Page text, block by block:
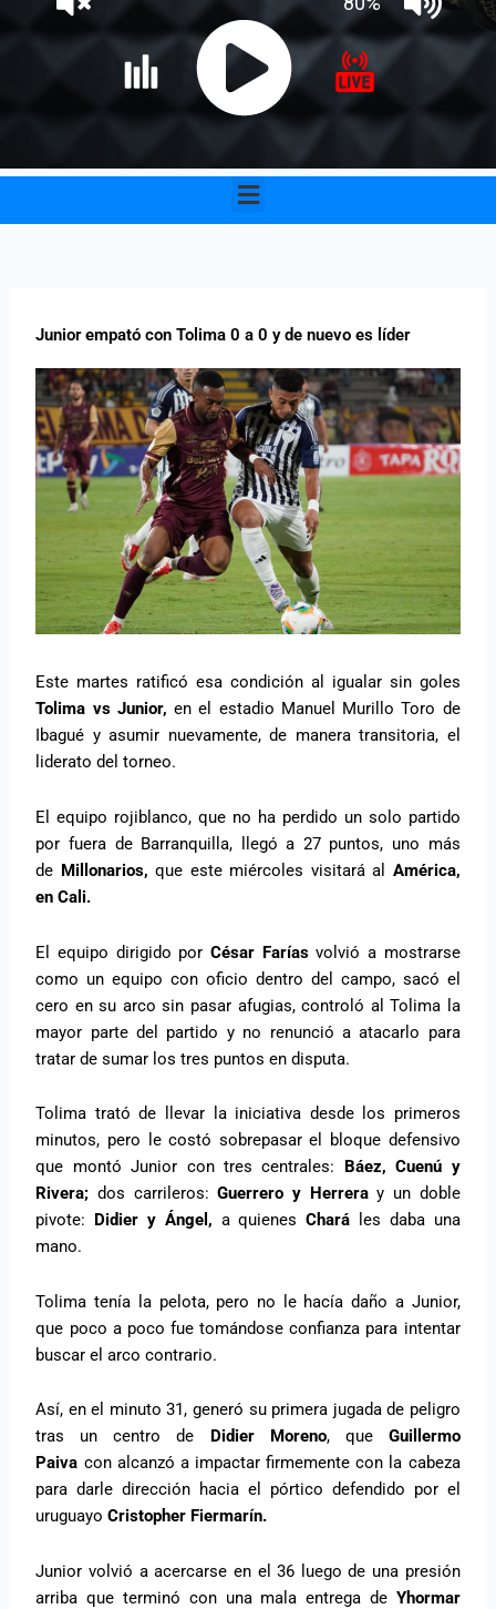
Menu
Junior empató con Tolima 0 a 0 y de nuevo es líder
Este martes ratificó esa condición al igualar sin goles
Tolima vs Junior, en el estadio Manuel Murillo Toro de
Ibagué y asumir nuevamente, de manera transitoria, el
liderato del torneo.
El equipo rojiblanco, que no ha perdido un solo partido
por fuera de Barranquilla, llegó a 27 puntos, uno más
de Millonarios, que este miércoles visitará al América,
en Cali.
El equipo dirigido por César Faríasvolvió a mostrarse
como un equipo con oficio dentro del campo, sacó el
cero en su arco sin pasar afugias, controló al Tolima la
mayor parte del partido y no renunció a atacarlo para
tratar de sumar los tres puntos en disputa.
Tolima trató de llevar la iniciativa desde los primeros
minutos, pero le costó sobrepasar el bloque defensivo
que montó Junior con tres centrales: Báez, Cuenú y
Rivera; dos carrileros:Guerrero y Herreray un doble
pivote: Didier y Ángel, a quienes Chará les daba una
mano.
Tolima tenía la pelota, pero no le hacía daño a Junior,
que poco a poco fue tomándose confianza para intentar
buscar el arco contrario.
Así, en el minuto 31, generó su primera jugada de peligro
tras un centro de Didier Moreno, queGuillermo
Paiva con alcanzó a impactar firmemente con la cabeza
para darle dirección hacia el pórtico defendido por el
uruguayo Cristopher Fiermarín.
Junior volvió a acercarse en el 36 luego de una presión
arriba que terminó con una mala entrega de Yhormar